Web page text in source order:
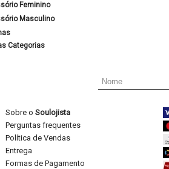
Feminino
Masculino
Categorias
Sobre o Soulojista
Perguntas frequentes
Política de Vendas
Entrega
Formas de Pagamento